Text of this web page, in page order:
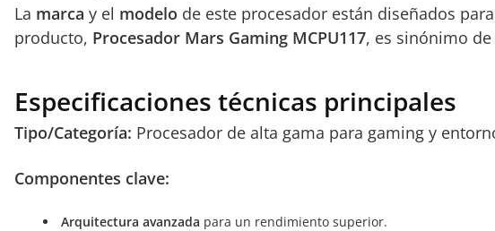
La marca y el modelo de este procesador están diseñados
producto, Procesador Mars Gaming MCPU117, es sinónimo
Especificaciones técnicas principales
Tipo/Categoría: Procesador de alta gama para gaming y
Componentes clave:
Arquitectura avanzada para un rendimiento superior.